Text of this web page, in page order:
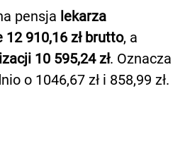
pensja lekarza
910,16 zł brutto, a
10 595,24 zł. Oznacza
o 1046,67 zł i 858,99 zł.